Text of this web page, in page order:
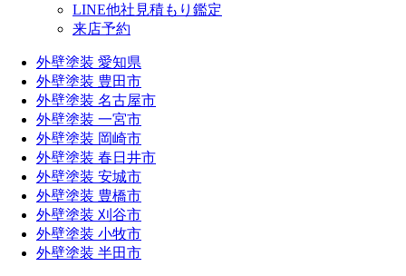
LINE他社見積もり鑑定
来店予約
外壁塗装 愛知県
外壁塗装 豊田市
外壁塗装 名古屋市
外壁塗装 一宮市
外壁塗装 岡崎市
外壁塗装 春日井市
外壁塗装 安城市
外壁塗装 豊橋市
外壁塗装 刈谷市
外壁塗装 小牧市
外壁塗装 半田市